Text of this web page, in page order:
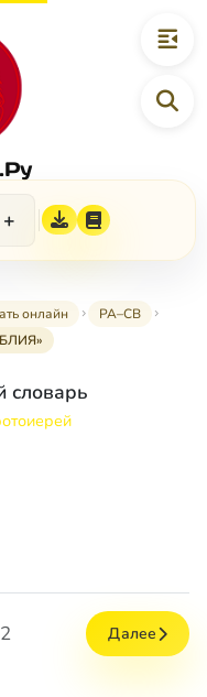
+
онлайн
РА–СВ
словарь
Далее